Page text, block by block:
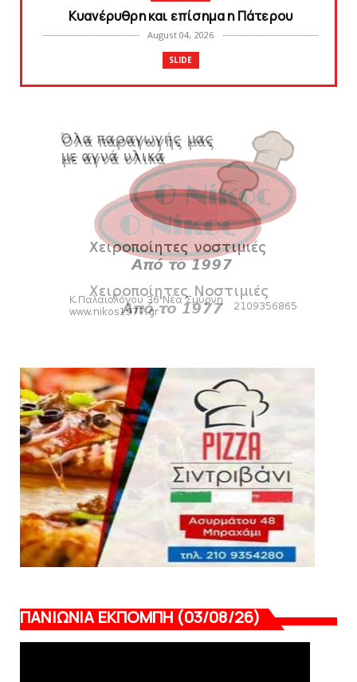
Kυανέρυθρη και επίσημα η Πάτερου
August 04, 2026
SLIDE
Πανιώνια Εκπομπή: Έπεσε η αυλαία της
ΕΠΙΚΑΙΡΟΤΗΤΑ
LIVE η Πανιώνια Εκπομπή!
August 03, 2026
SLIDE
Eνίσχυση στους ψηλούς με τον Μέισον
Γουόλτερς για τον Ιστορι...
August 03, 2026
ΠΑΝΙΩΝΙΑ ΕΚΠΟΜΠΗ
Πανιώνια Εκπομπή: Ραντεβού απόψε στις
SUPERLEAGUE2
Mαρκό: Ανακοίνωσε τον 39χρονο επιθετικό
Ελ Αραμπί
August 02, 2026
ΠΑΝΙΩΝΙΑ ΕΚΠΟΜΠΗ (03/08/26)